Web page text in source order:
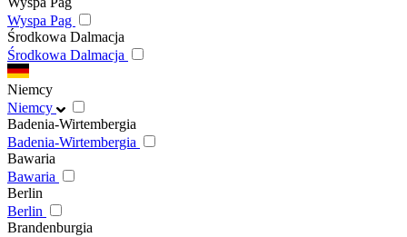
Wyspa Pag
Środkowa Dalmacja
Środkowa Dalmacja
Niemcy
Niemcy
Badenia-Wirtembergia
Badenia-Wirtembergia
Bawaria
Bawaria
Berlin
Berlin
Brandenburgia